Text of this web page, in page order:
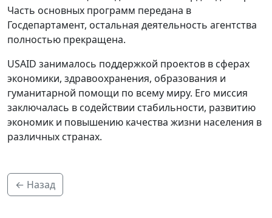
Часть основных программ передана в
Госдепартамент, остальная деятельность агентства
полностью прекращена.
USAID занималось поддержкой проектов в сферах
экономики, здравоохранения, образования и
гуманитарной помощи по всему миру. Его миссия
заключалась в содействии стабильности, развитию
экономик и повышению качества жизни населения в
различных странах.
← Назад